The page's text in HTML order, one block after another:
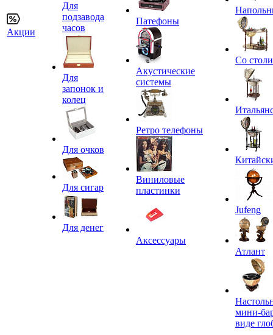
Акции
Для
подзавода
часов
Для
запонок и
колец
Для очков
Для сигар
Для денег
Патефоны
Акустические
системы
Ретро телефоны
Виниловые
пластинки
Аксессуары
Со
Jufeng
Атлант
мини-
виде